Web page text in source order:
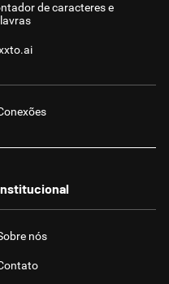
de caracteres e
nós